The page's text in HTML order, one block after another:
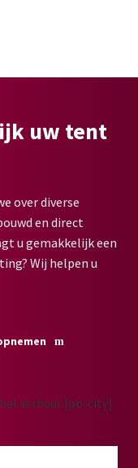
uw tent
over diverse
en direct
u gemakkelijk een
Wij helpen u